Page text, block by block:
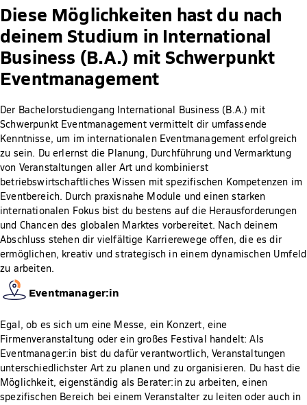
Diese Möglichkeiten hast du nach
deinem Studium in International
Business (B.A.) mit Schwerpunkt
Eventmanagement
Der Bachelorstudiengang International Business (B.A.) mit
Schwerpunkt Eventmanagement vermittelt dir umfassende
Kenntnisse, um im internationalen Eventmanagement erfolgreich
zu sein. Du erlernst die Planung, Durchführung und Vermarktung
von Veranstaltungen aller Art und kombinierst
betriebswirtschaftliches Wissen mit spezifischen Kompetenzen im
Eventbereich. Durch praxisnahe Module und einen starken
internationalen Fokus bist du bestens auf die Herausforderungen
und Chancen des globalen Marktes vorbereitet. Nach deinem
Abschluss stehen dir vielfältige Karrierewege offen, die es dir
ermöglichen, kreativ und strategisch in einem dynamischen Umfeld
zu arbeiten.
Eventmanager:in
Egal, ob es sich um eine Messe, ein Konzert, eine
Firmenveranstaltung oder ein großes Festival handelt: Als
Eventmanager:in bist du dafür verantwortlich, Veranstaltungen
unterschiedlichster Art zu planen und zu organisieren. Du hast die
Möglichkeit, eigenständig als Berater:in zu arbeiten, einen
spezifischen Bereich bei einem Veranstalter zu leiten oder auch in